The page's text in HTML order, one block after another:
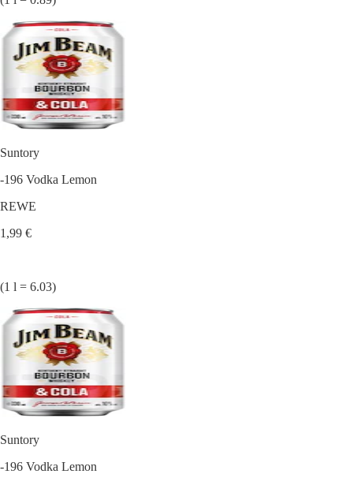
Suntory
-196 Vodka Lemon
REWE
1,99 €
(1 l = 6.03)
Suntory
-196 Vodka Lemon